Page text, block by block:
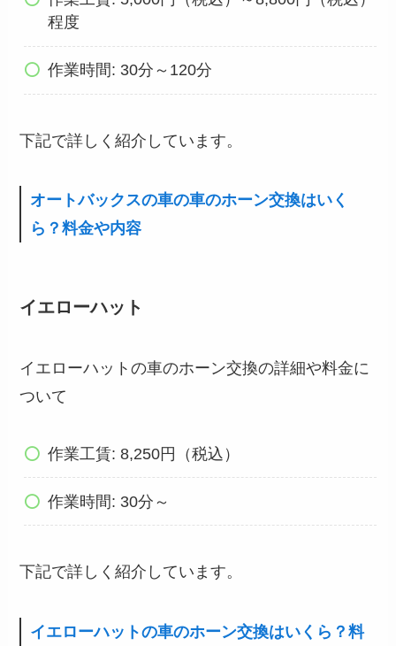
程度
作業時間: 30分～120分
下記で詳しく紹介しています。
オートバックスの車の車のホーン交換はいく
ら？料金や内容
イエローハット
イエローハットの車のホーン交換の詳細や料金に
ついて
作業工賃: 8,250円（税込）
作業時間: 30分～
下記で詳しく紹介しています。
イエローハットの車のホーン交換はいくら？料